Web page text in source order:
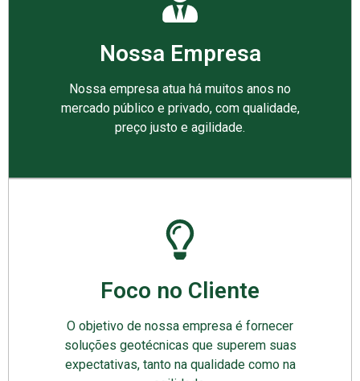
Nossa Empresa
Nossa empresa atua há muitos anos no
mercado público e privado, com qualidade,
preço justo e agilidade.
Foco no Cliente
O objetivo de nossa empresa é fornecer
soluções geotécnicas que superem suas
expectativas, tanto na qualidade como na